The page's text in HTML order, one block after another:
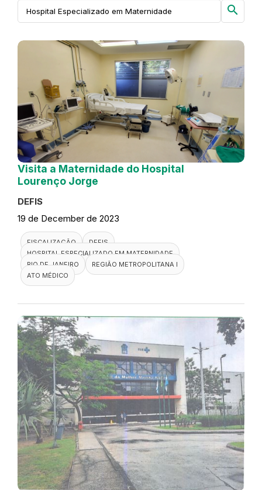
search
Visita a Maternidade do Hospital
Lourenço Jorge
DEFIS
19 de December de 2023
FISCALIZAÇÃO
DEFIS
HOSPITAL ESPECIALIZADO EM MATERNIDADE
RIO DE JANEIRO
REGIÃO METROPOLITANA I
ATO MÉDICO